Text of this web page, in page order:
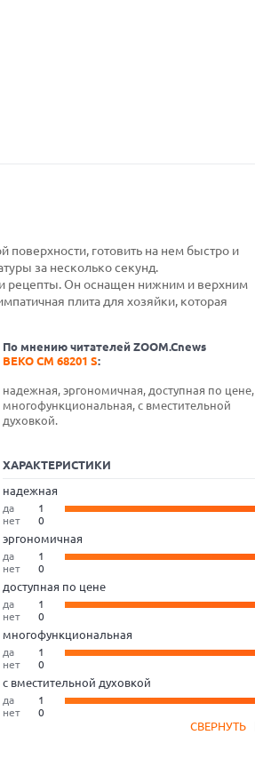
поверхности, готовить на нем быстро и
за несколько секунд.
рецепты. Он оснащен нижним и верхним
плита для хозяйки, которая
По мнению читателей ZOOM.Cnews
BEKO CM 68201 S:
надежная, эргономичная, доступная по цене,
многофункциональная, с вместительной
духовкой.
ХАРАКТЕРИСТИКИ
надежная
да
1
нет
0
эргономичная
да
1
нет
0
доступная по цене
да
1
нет
0
многофункциональная
да
1
нет
0
с вместительной духовкой
да
1
нет
0
СВЕРНУТЬ